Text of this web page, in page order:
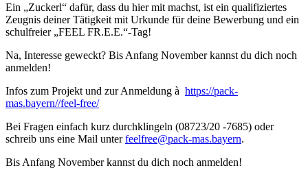
Ein „Zuckerl“ dafür, dass du hier mit machst, ist ein qualifiziertes
Zeugnis deiner Tätigkeit mit Urkunde für deine Bewerbung und ein
schulfreier „FEEL FR.E.E.“-Tag!
Na, Interesse geweckt? Bis Anfang November kannst du dich noch
anmelden!
Infos zum Projekt und zur Anmeldung à https://pack-
mas.bayern//feel-free/
Bei Fragen einfach kurz durchklingeln (08723/20 -7685) oder
schreib uns eine Mail unterfeelfree@pack-mas.bayern.
Bis Anfang November kannst du dich noch anmelden!